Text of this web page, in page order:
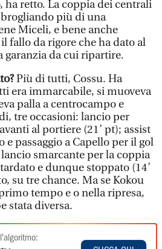
retto. La coppia dei centrali
più di una
Miceli, e bene anche
fallo da rigore che ha dato al
garanzia da cui ripartire.
Più di tutti, Cossu. Ha
era immarcabile, si muoveva
palla a centrocampo e
tre occasioni: lancio per
al portiere (21’ pt); assist
passaggio a Capello per il gol
smarcante per la coppia
e dunque stoppato (14’
su tre chance. Ma se Kokou
tempo e o nella ripresa,
stata diversa.